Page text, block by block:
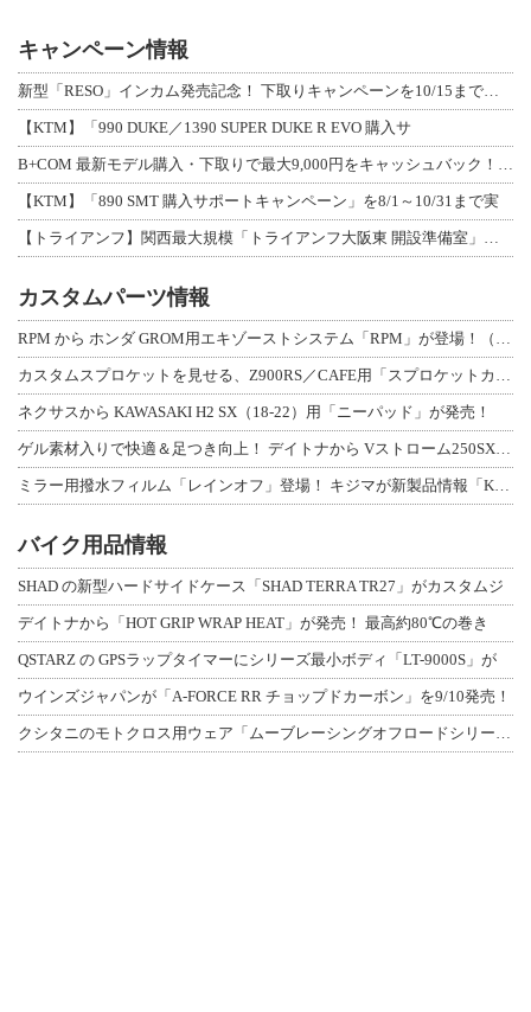
キャンペーン情報
新型「RESO」インカム発売記念！ 下取りキャンペーンを10/15まで延長して開
【KTM】「990 DUKE／1390 SUPER DUKE R EVO 購入サ
B+COM 最新モデル購入・下取りで最大9,000円をキャッシュバック！「B+F
【KTM】「890 SMT 購入サポートキャンペーン」を8/1～10/31まで実
【トライアンフ】関西最大規模「トライアンフ大阪東 開設準備室」がオープン！ 限定
カスタムパーツ情報
RPM から ホンダ GROM用エキゾーストシステム「RPM」が登場！（動画あり
カスタムスプロケットを見せる、Z900RS／CAFE用「スプロケットカバーフルキ
ネクサスから KAWASAKI H2 SX（18-22）用「ニーパッド」が発売！
ゲル素材入りで快適＆足つき向上！ デイトナから Vストローム250SX用「快適ロ
ミラー用撥水フィルム「レインオフ」登場！ キジマが新製品情報「KIJIMA NE
バイク用品情報
SHAD の新型ハードサイドケース「SHAD TERRA TR27」がカスタムジ
デイトナから「HOT GRIP WRAP HEAT」が発売！ 最高約80℃の巻き
QSTARZ の GPSラップタイマーにシリーズ最小ボディ「LT-9000S」が
ウインズジャパンが「A-FORCE RR チョップドカーボン」を9/10発売！
クシタニのモトクロス用ウェア「ムーブレーシングオフロードシリーズ」3アイテムが登